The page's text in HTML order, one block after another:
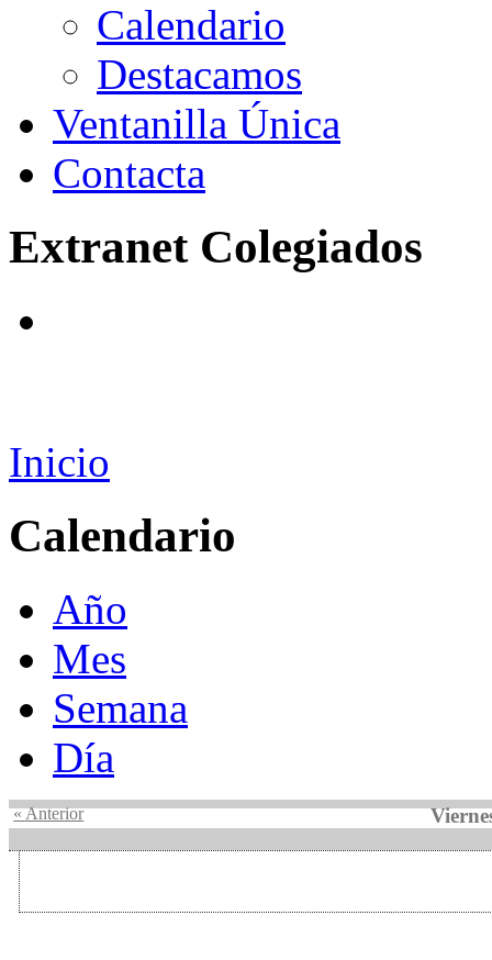
Calendario
Destacamos
Ventanilla Única
Contacta
Extranet Colegiados
Inicio
Calendario
Año
Mes
Semana
Día
« Anterior